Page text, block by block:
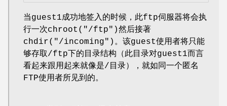
当guest1成功地签入的时候，此ftp伺服器将会执
行一次chroot("/ftp")然后接著
chdir("/incoming")。该guest使用者将只能
够存取/ftp下的目录结构（此目录对guest1而言
看起来跟用起来就像是/目录），就如同一个匿名
FTP使用者所见到的。